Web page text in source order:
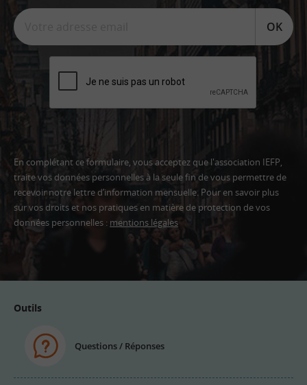
OK
En complétant ce formulaire, vous acceptez que l'association IEFP,
traite vos données personnelles à la seule fin de vous permettre de
recevoir notre lettre d’information mensuelle. Pour en savoir plus
sur vos droits et nos pratiques en matière de protection de vos
données personnelles : mentions légales
Adresse
Outils
Questions / Réponses